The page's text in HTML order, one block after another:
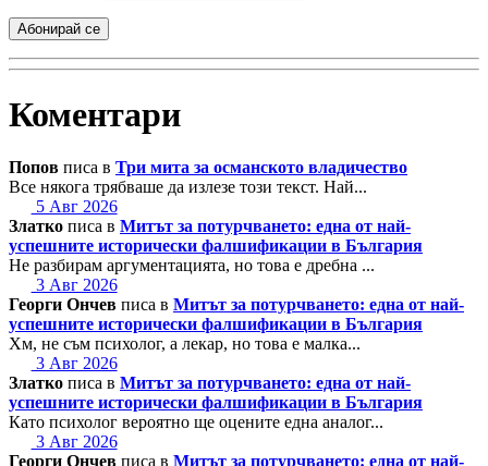
Абонирай се
Коментари
Попов писа в Три мита за османското владичество
Все някога трябваше да излезе този текст. Най...
5 Авг 2026
Златко писа в Митът за потурчването: една от най-
успешните исторически фалшификации в България
Не разбирам аргументацията, но това е дребна ...
3 Авг 2026
Георги Ончев писа в Митът за потурчването: една от най-
успешните исторически фалшификации в България
Хм, не съм психолог, а лекар, но това е малка...
3 Авг 2026
Златко писа в Митът за потурчването: една от най-
успешните исторически фалшификации в България
Като психолог вероятно ще оцените една аналог...
3 Авг 2026
Георги Ончев писа в Митът за потурчването: една от най-